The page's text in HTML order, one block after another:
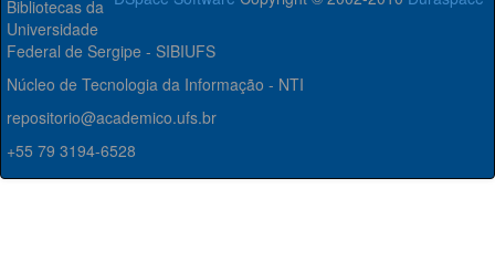
Bibliotecas da
Universidade
Federal de Sergipe - SIBIUFS
Núcleo de Tecnologia da Informação - NTI
repositorio@academico.ufs.br
+55 79 3194-6528